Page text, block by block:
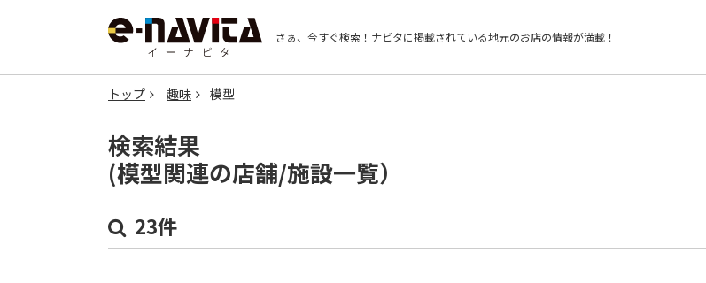
さぁ、今すぐ検索！ ナビタに掲載されている地元のお店の情報が満載！
トップ 趣味 模型
検索結果
(模型関連の店舗/施設一覧）
23件